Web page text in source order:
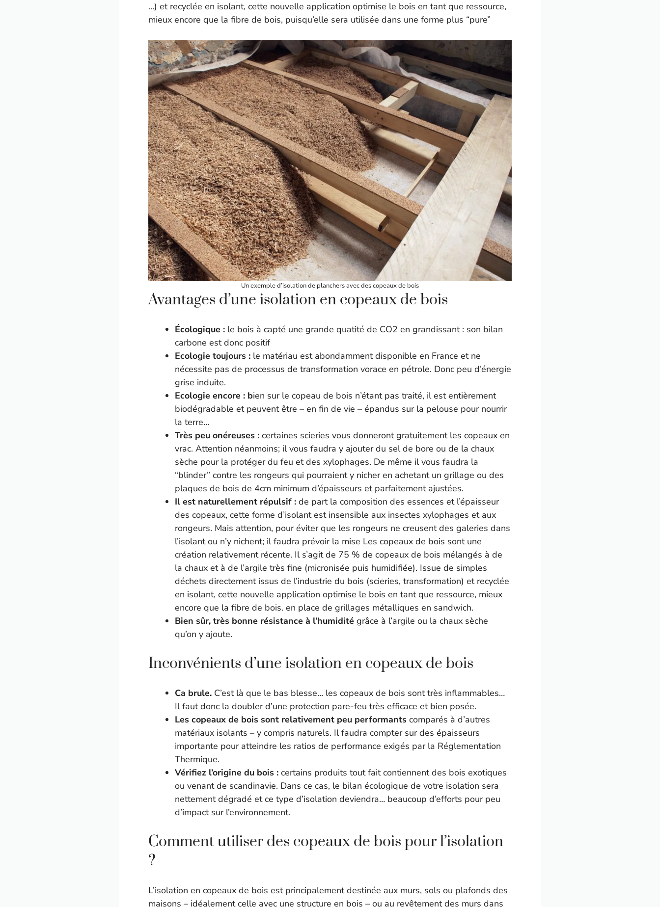
…) et recyclée en isolant, cette nouvelle application optimise le bois en tant que ressource,
mieux encore que la fibre de bois, puisqu’elle sera utilisée dans une forme plus “pure”
Un exemple d’isolation de planchers avec des copeaux de bois
Avantages d’une isolation en copeaux de bois
Écologique : le bois à capté une grande quatité de CO2 en grandissant : son bilan
carbone est donc positif
Ecologie toujours : le matériau est abondamment disponible en France et ne
nécessite pas de processus de transformation vorace en pétrole. Donc peu d’énergie
grise induite.
Ecologie encore : bien sur le copeau de bois n’étant pas traité, il est entièrement
biodégradable et peuvent être – en fin de vie – épandus sur la pelouse pour nourrir
la terre…
Très peu onéreuses : certaines scieries vous donneront gratuitement les copeaux en
vrac. Attention néanmoins; il vous faudra y ajouter du sel de bore ou de la chaux
sèche pour la protéger du feu et des xylophages. De même il vous faudra la
“blinder” contre les rongeurs qui pourraient y nicher en achetant un grillage ou des
plaques de bois de 4cm minimum d’épaisseurs et parfaitement ajustées.
Il est naturellement répulsif : de part la composition des essences et l’épaisseur
des copeaux, cette forme d’isolant est insensible aux insectes xylophages et aux
rongeurs. Mais attention, pour éviter que les rongeurs ne creusent des galeries dans
l’isolant ou n’y nichent; il faudra prévoir la mise Les copeaux de bois sont une
création relativement récente. Il s’agit de 75 % de copeaux de bois mélangés à de
la chaux et à de l’argile très fine (micronisée puis humidifiée). Issue de simples
déchets directement issus de l’industrie du bois (scieries, transformation) et recyclée
en isolant, cette nouvelle application optimise le bois en tant que ressource, mieux
encore que la fibre de bois. en place de grillages métalliques en sandwich.
Bien sûr, très bonne résistance à l’humidité grâce à l’argile ou la chaux sèche
qu’on y ajoute.
Inconvénients d’une isolation en copeaux de bois
Ca brule. C’est là que le bas blesse… les copeaux de bois sont très inflammables…
Il faut donc la doubler d’une protection pare-feu très efficace et bien posée.
Les copeaux de bois sont relativement peu performants comparés à d’autres
matériaux isolants – y compris naturels. Il faudra compter sur des épaisseurs
importante pour atteindre les ratios de performance exigés par la Réglementation
Thermique.
Vérifiez l’origine du bois : certains produits tout fait contiennent des bois exotiques
ou venant de scandinavie. Dans ce cas, le bilan écologique de votre isolation sera
nettement dégradé et ce type d’isolation deviendra… beaucoup d’efforts pour peu
d’impact sur l’environnement.
Comment utiliser des copeaux de bois pour l’isolation
?
L’isolation en copeaux de bois est principalement destinée aux murs, sols ou plafonds des
maisons – idéalement celle avec une structure en bois – ou au revêtement des murs dans